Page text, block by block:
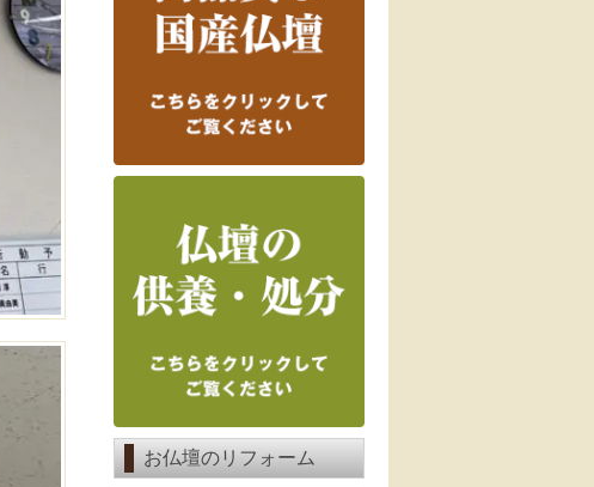
お仏壇のリフォーム